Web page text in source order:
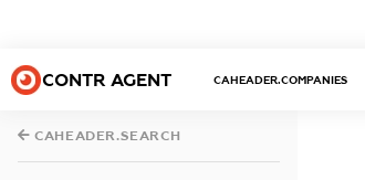
CONTR AGENT CAHEADER.COMPANIES
CAHEADER.SEARCH